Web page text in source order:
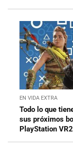
EN VIDA EXTRA
Todo lo que
sus próximos
PlayStation VR2